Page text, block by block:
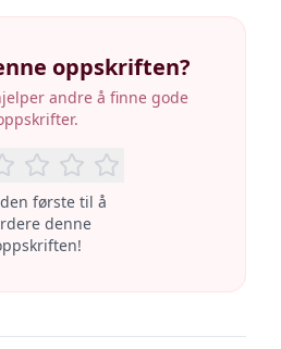
oppskriften?
andre å finne gode
første til å
denne